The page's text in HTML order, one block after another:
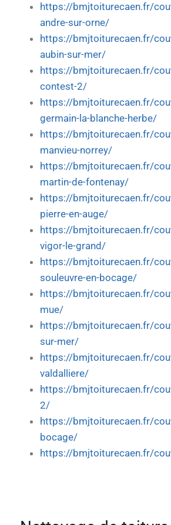
https://bmjtoiturecaen.fr/
andre-sur-orne/
https://bmjtoiturecaen.fr/
aubin-sur-mer/
https://bmjtoiturecaen.fr/
contest-2/
https://bmjtoiturecaen.fr/
germain-la-blanche-herbe/
https://bmjtoiturecaen.fr/
manvieu-norrey/
https://bmjtoiturecaen.fr/
martin-de-fontenay/
https://bmjtoiturecaen.fr/
pierre-en-auge/
https://bmjtoiturecaen.fr/
vigor-le-grand/
https://bmjtoiturecaen.fr/
souleuvre-en-bocage/
https://bmjtoiturecaen.fr/
mue/
https://bmjtoiturecaen.fr/
sur-mer/
https://bmjtoiturecaen.fr/
valdalliere/
https://bmjtoiturecaen.fr/
2/
https://bmjtoiturecaen.fr/
bocage/
https://bmjtoiturecaen.fr/